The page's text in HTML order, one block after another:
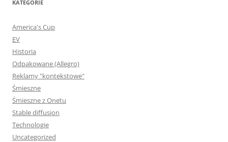
KATEGORIE
America's Cup
EV
Historia
Odpakowane (Allegro)
Reklamy "kontekstowe"
Śmieszne
Śmieszne z Onetu
Stable diffusion
Technologie
Uncategorized